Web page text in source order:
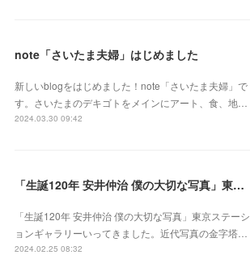
note「さいたま夫婦」はじめました
新しいblogをはじめました！note「さいたま夫婦」で
す。さいたまのデキゴトをメインにアート、食、地…
2024.03.30 09:42
「生誕120年 安井仲治 僕の大切な写真」東京ステーションギャラリー
「生誕120年 安井仲治 僕の大切な写真」東京ステーシ
ョンギャラリーいってきました。近代写真の金字塔…
2024.02.25 08:32